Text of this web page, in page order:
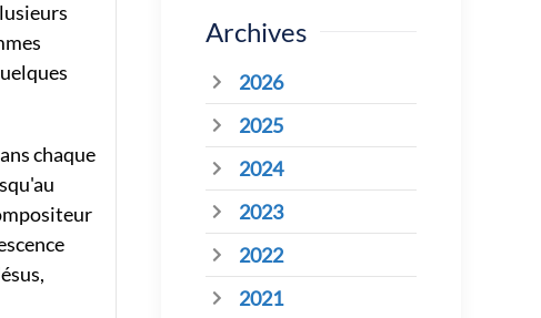
chaque
Archives
2026
2025
2024
2023
2022
2021